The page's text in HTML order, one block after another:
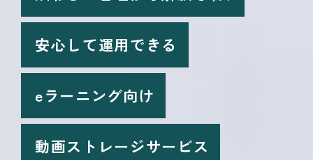
安心して運用できる
eラーニング向け
動画ストレージサービス